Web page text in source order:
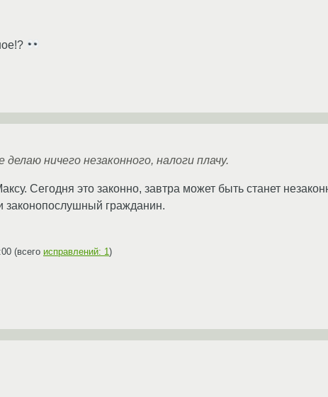
ничего незаконного, налоги плачу.
Сегодня это законно, завтра может быть станет
законопослушный гражданин.
(всего исправлений: 1)